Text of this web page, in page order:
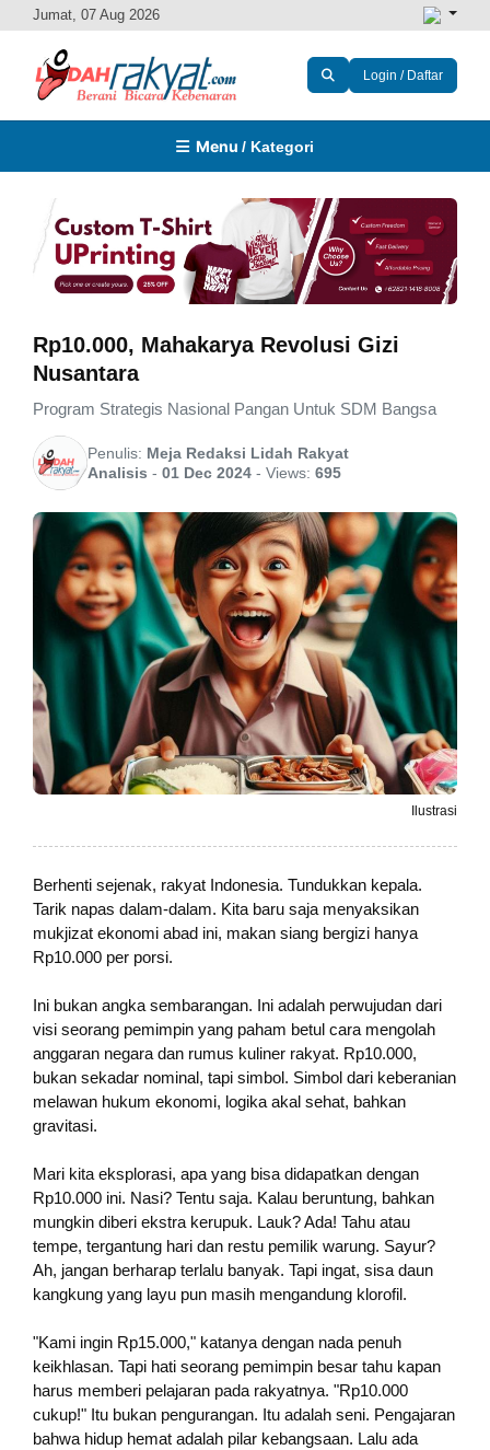
Jumat, 07 Aug 2026
Login / Daftar
Menu / Kategori
Rp10.000, Mahakarya Revolusi Gizi
Nusantara
Program Strategis Nasional Pangan Untuk SDM Bangsa
Penulis: Meja Redaksi Lidah Rakyat
Analisis - 01 Dec 2024 - Views: 695
Ilustrasi
Berhenti sejenak, rakyat Indonesia. Tundukkan kepala.
Tarik napas dalam-dalam. Kita baru saja menyaksikan
mukjizat ekonomi abad ini, makan siang bergizi hanya
Rp10.000 per porsi.
Ini bukan angka sembarangan. Ini adalah perwujudan dari
visi seorang pemimpin yang paham betul cara mengolah
anggaran negara dan rumus kuliner rakyat. Rp10.000,
bukan sekadar nominal, tapi simbol. Simbol dari keberanian
melawan hukum ekonomi, logika akal sehat, bahkan
gravitasi.
Mari kita eksplorasi, apa yang bisa didapatkan dengan
Rp10.000 ini. Nasi? Tentu saja. Kalau beruntung, bahkan
mungkin diberi ekstra kerupuk. Lauk? Ada! Tahu atau
tempe, tergantung hari dan restu pemilik warung. Sayur?
Ah, jangan berharap terlalu banyak. Tapi ingat, sisa daun
kangkung yang layu pun masih mengandung klorofil.
"Kami ingin Rp15.000," katanya dengan nada penuh
keikhlasan. Tapi hati seorang pemimpin besar tahu kapan
harus memberi pelajaran pada rakyatnya. "Rp10.000
cukup!" Itu bukan pengurangan. Itu adalah seni. Pengajaran
bahwa hidup hemat adalah pilar kebangsaan. Lalu ada